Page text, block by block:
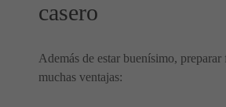
casero
Además de estar buenísimo, preparar
muchas ventajas: